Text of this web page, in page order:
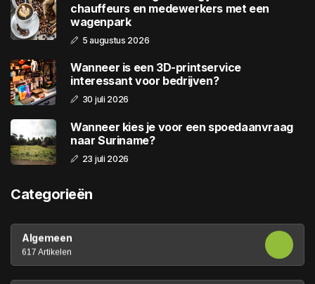
chauffeurs en medewerkers met een
wagenpark
5 augustus 2026
Wanneer is een 3D-printservice
interessant voor bedrijven?
30 juli 2026
Wanneer kies je voor een spoedaanvraag
naar Suriname?
23 juli 2026
Categorieën
Algemeen
617 Artikelen